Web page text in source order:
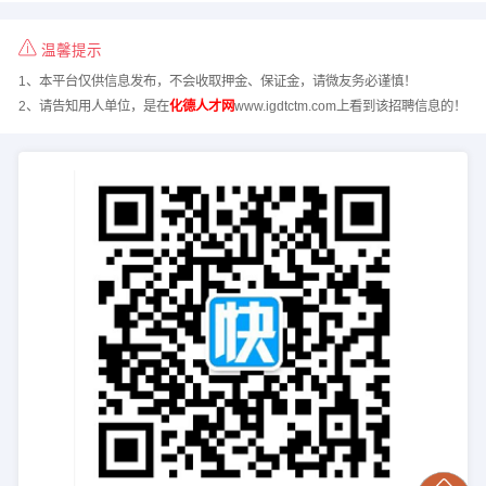
温馨提示
1、本平台仅供信息发布，不会收取押金、保证金，请微友务必谨慎！
2、请告知用人单位，是在化德人才网www.igdtctm.com上看到该招聘信息的！